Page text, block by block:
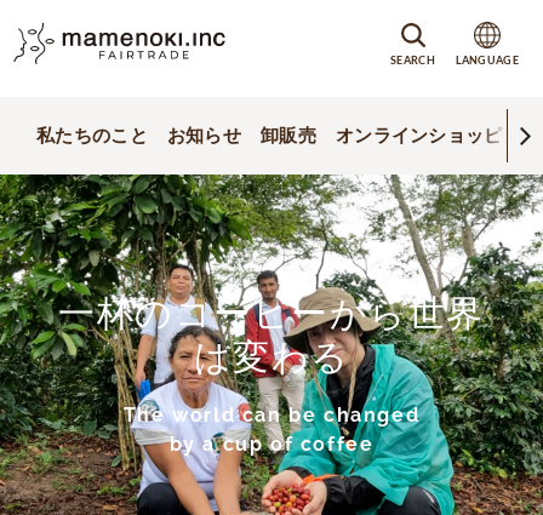
SEARCH LANGUAGE
私たちのこと お知らせ 卸販売 オンラインショッピング
一杯のコーヒーから世界
は変わる
The world can be changed
by a cup of coffee